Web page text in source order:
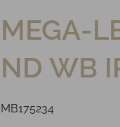
MEGA-
ND WB
MB175234